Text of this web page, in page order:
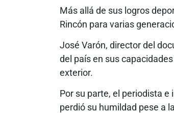
Más allá de sus logros
Rincón para varias
José Varón, director del
del país en sus
exterior.
Por su parte, el periodista
perdió su humildad pese a